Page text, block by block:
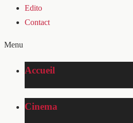
Edito
Contact
Menu
Accueil
Cinema